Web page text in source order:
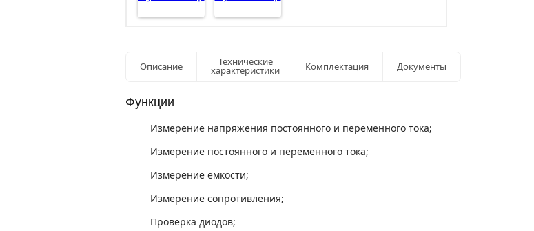
Описание Технические
характеристики Комплектация Документы
Функции
Измерение напряжения постоянного и переменного тока;
Измерение постоянного и переменного тока;
Измерение емкости;
Измерение сопротивления;
Проверка диодов;